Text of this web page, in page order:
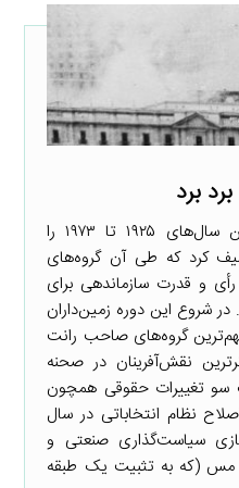
برد
صحنه سیاسی کشور شیلی بین سال‌های ۱۹۲۵ تا ۱۹۷۳ را
کرد که طی آن گروه‌های
و قدرت سازماندهی برای
شروع این دوره زمین‌داران
گروه‌های صاحب رانت
نقش‌آفرینان در صحنه
سو تغییرات حقوقی همچون
نظام انتخاباتی در سال
سیاست‌گذاری صنعتی و
مس (که به تثبیت یک طبقه